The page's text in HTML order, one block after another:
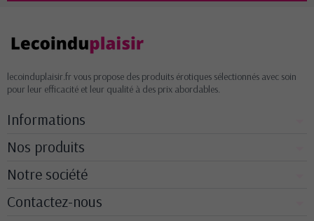
lecoinduplaisir.fr vous propose des produits érotiques sélectionnés avec soin
pour leur efficacité et leur qualité à des prix abordables.
Informations
Nos produits
Notre société
Contactez-nous